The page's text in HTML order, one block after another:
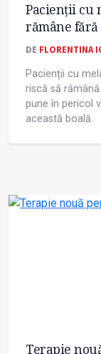
Pacienții cu
rămâne
DE FLORENTINA
Pacienții cu
riscă să
pune în pericol
această boală.
Terapie